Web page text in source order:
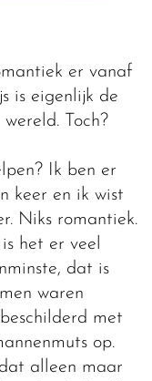
er vanaf
is eigenlijk de
Toch?
Ik ben er
keer en ik wist
Niks romantiek.
het er veel
dat is
waren
met
op.
alleen maar